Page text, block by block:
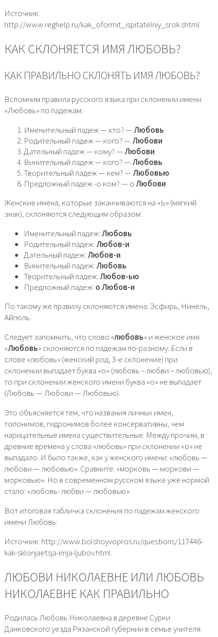
Источник:
http://www.reghelp.ru/kak_oformit_ispitatelniy_srok.shtml
КАК СКЛОНЯЕТСЯ ИМЯ ЛЮБОВЬ?
КАК ПРАВИЛЬНО СКЛОНЯТЬ ИМЯ ЛЮБОВЬ?
Вспомним правила русского языка при склонении имени
«Любовь» по падежам:
Именительный падеж — кто? —Любовь
Родительный падеж — кого? —Любови
Дательный падеж — кому? —Любови
Винительный падеж — кого? —Любовь
Творительный падеж — кем? —Любовью
Предложный падеж -о ком? — оЛюбови
Женские имена, которые заканчиваются на «Ь» (мягкий
знак), склоняются следующим образом:
Именительный падеж:Любовь
Родительный падеж:Любов-и
Дательный падеж:Любов-и
Винительный падеж:Любовь
Творительный падеж:Любов-ью
Предложный падеж: о Любов-и
По такому же правилу склоняются имена: Эсфирь, Нинель,
Айгюль.
Следует запомнить, что слово «любовь» и женское имя
«Любовь» склоняются по падежам по-разному. Если в
слове «любовь» (женский род, 3-е склонение) при
склонении выпадает буква «о» (любовь – любви – любовью),
то при склонении женского имени буква «о» не выпадает
(Любовь — Любови — Любовью).
Это объясняется тем, что названия личных имен,
топонимов, гидронимов более консервативны, чем
нарицательные имена существительные. Между прочим, в
древние времена у слова «любовь» при склонении «о» не
выпадало. И было также, как у женского имени: «любовь —
любови — любовью». Сравните: «морковь — моркови —
морковью». Но в современном русском языке уже нормой
стало: «любовь- любви — любовью».
Вот итоговая табличка склонения по падежам женского
имени Любовь:
Источник: http://www.bolshoyvopros.ru/questions/117446-
kak-sklonjaetsja-imja-ljubov.html
ЛЮБОВИ НИКОЛАЕВНЕ ИЛИ ЛЮБОВЬ
НИКОЛАЕВНЕ КАК ПРАВИЛЬНО
Родилась Любовь Николаевна в деревне Сурки
Данковского уезда Рязанской губернии в семье учителя.